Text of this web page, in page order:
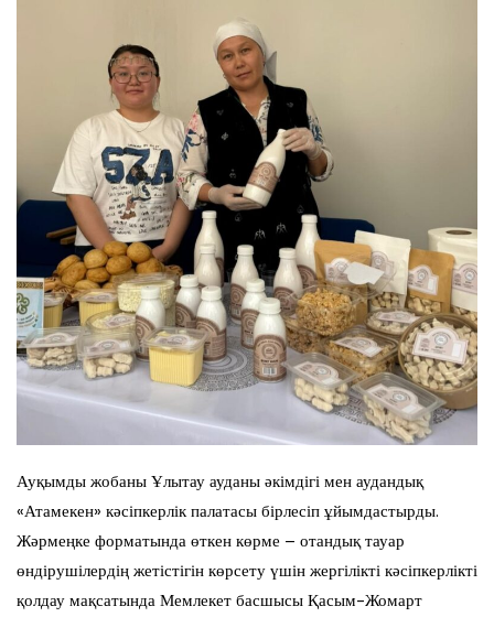
Ауқымды жобаны Ұлытау ауданы әкімдігі мен аудандық
«Атамекен» кәсіпкерлік палатасы бірлесіп ұйымдастырды.
Жәрмеңке форматында өткен көрме – отандық тауар
өндірушілердің жетістігін көрсету үшін жергілікті кәсіпкерлікті
қолдау мақсатында Мемлекет басшысы Қасым-Жомарт